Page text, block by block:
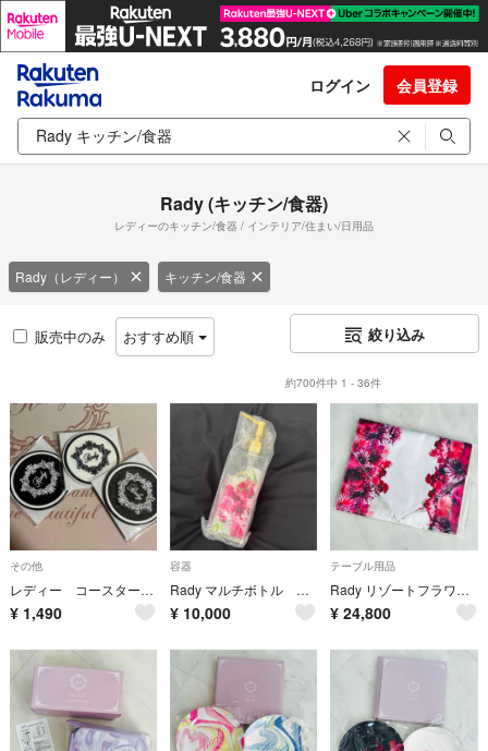
ログイン 会員登録
Rady (キッチン/食器)
レディーのキッチン/食器 / インテリア/住まい/日用品
Rady（レディー） キッチン/食器
販売中のみ おすすめ順 絞り込み
約700件中 1 - 36件
その他
レディー コースター 3枚セット
¥ 1,490
容器
Rady マルチボトル ディスペンサー
¥ 10,000
テーブル用品
Rady リゾートフラワー テーブルランナー
¥ 24,800